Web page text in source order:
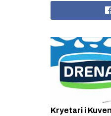
Kryetari i